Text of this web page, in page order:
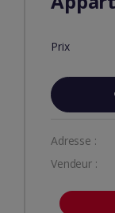
Prix
Adresse :
Vendeur :